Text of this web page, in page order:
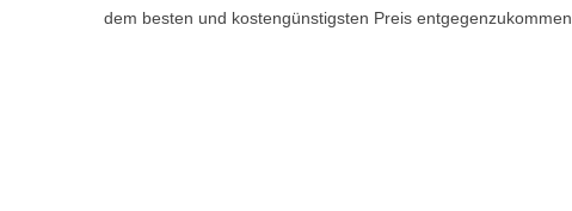
dem besten und kostengünstigsten Preis entgegenzukommen.